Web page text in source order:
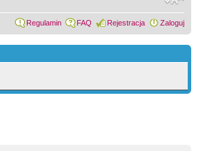
Regulamin FAQ Rejestracja Zaloguj